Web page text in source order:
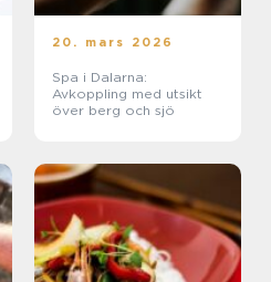
20. mars 2026
Spa i Dalarna:
Avkoppling med utsikt
över berg och sjö